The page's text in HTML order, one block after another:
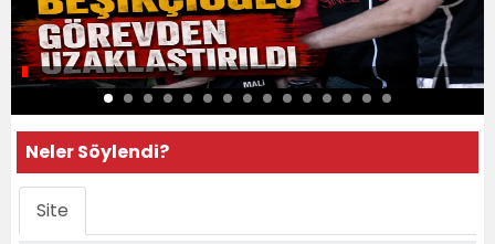
Neler Söylendi?
Site